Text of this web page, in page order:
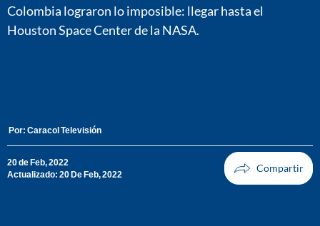
Colombia lograron lo imposible: llegar hasta el
Houston Space Center de la NASA.
Por: Caracol Televisión
20 de Feb, 2022
Actualizado: 20 De Feb, 2022